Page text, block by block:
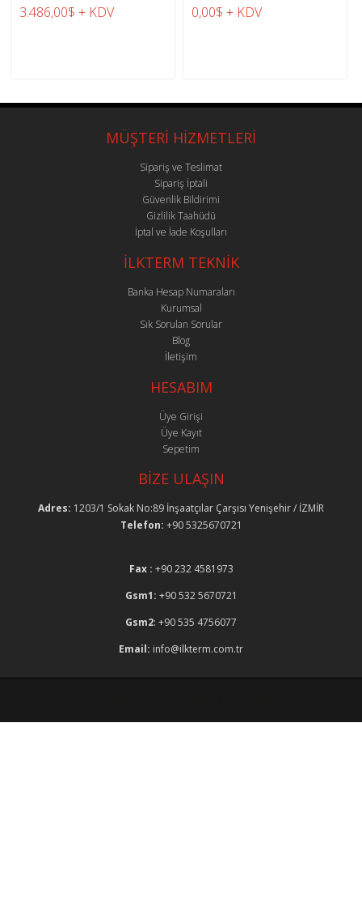
3.486,00$ + KDV 0,00$ + KDV
MÜŞTERİ HİZMETLERİ
Sipariş ve Teslimat
Sipariş İptali
Güvenlik Bildirimi
Gizlilik Taahüdü
İptal ve İade Koşulları
İLKTERM TEKNİK
Banka Hesap Numaraları
Kurumsal
Sık Sorulan Sorular
Blog
İletişim
HESABIM
Üye Girişi
Üye Kayıt
Sepetim
BİZE ULAŞIN
Adres: 1203/1 Sokak No:89 İnşaatçılar Çarşısı Yenişehir / İZMİR
Telefon: +90 5325670721
Fax : +90 232 4581973
Gsm1: +90 532 5670721
Gsm2: +90 535 4756077
Email: info@ilkterm.com.tr